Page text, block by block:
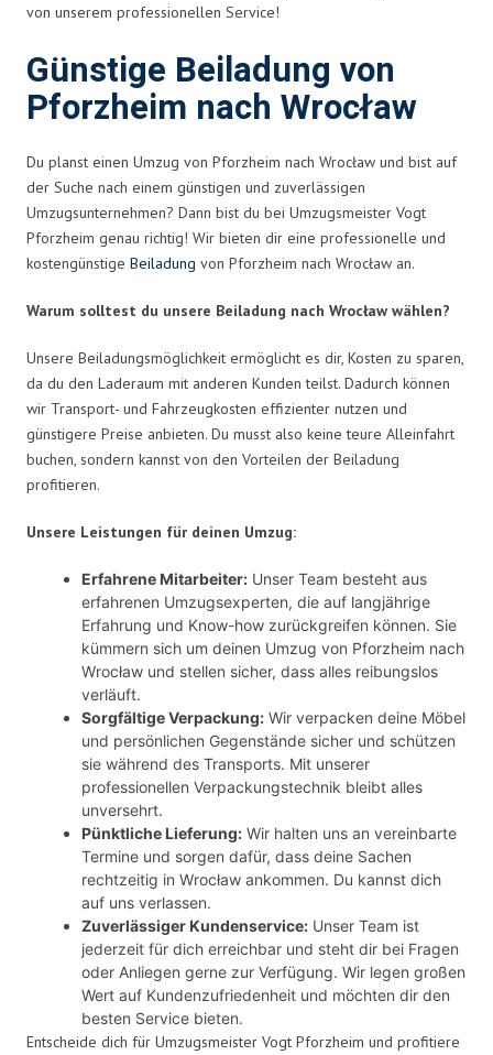
von unserem professionellen Service!
Günstige Beiladung von
Pforzheim nach Wrocław
Du planst einen Umzug von Pforzheim nach Wrocław und bist auf
der Suche nach einem günstigen und zuverlässigen
Umzugsunternehmen? Dann bist du bei Umzugsmeister Vogt
Pforzheim genau richtig! Wir bieten dir eine professionelle und
kostengünstige Beiladung von Pforzheim nach Wrocław an.
Warum solltest du unsere Beiladung nach Wrocław wählen?
Unsere Beiladungsmöglichkeit ermöglicht es dir, Kosten zu sparen,
da du den Laderaum mit anderen Kunden teilst. Dadurch können
wir Transport- und Fahrzeugkosten effizienter nutzen und
günstigere Preise anbieten. Du musst also keine teure Alleinfahrt
buchen, sondern kannst von den Vorteilen der Beiladung
profitieren.
Unsere Leistungen für deinen Umzug:
Erfahrene Mitarbeiter: Unser Team besteht aus
erfahrenen Umzugsexperten, die auf langjährige
Erfahrung und Know-how zurückgreifen können. Sie
kümmern sich um deinen Umzug von Pforzheim nach
Wrocław und stellen sicher, dass alles reibungslos
verläuft.
Sorgfältige Verpackung: Wir verpacken deine Möbel
und persönlichen Gegenstände sicher und schützen
sie während des Transports. Mit unserer
professionellen Verpackungstechnik bleibt alles
unversehrt.
Pünktliche Lieferung: Wir halten uns an vereinbarte
Termine und sorgen dafür, dass deine Sachen
rechtzeitig in Wrocław ankommen. Du kannst dich
auf uns verlassen.
Zuverlässiger Kundenservice: Unser Team ist
jederzeit für dich erreichbar und steht dir bei Fragen
oder Anliegen gerne zur Verfügung. Wir legen großen
Wert auf Kundenzufriedenheit und möchten dir den
besten Service bieten.
Entscheide dich für Umzugsmeister Vogt Pforzheim und profitiere